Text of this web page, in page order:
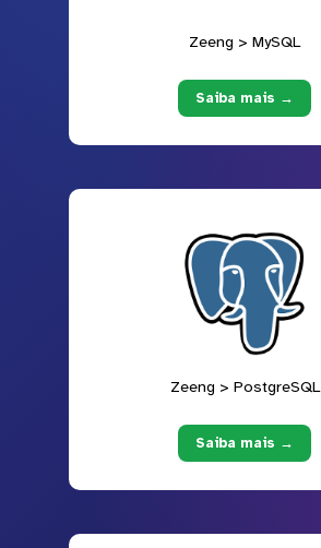
Zeeng > MySQL
Saiba mais →
Zeeng > PostgreSQL
Saiba mais →